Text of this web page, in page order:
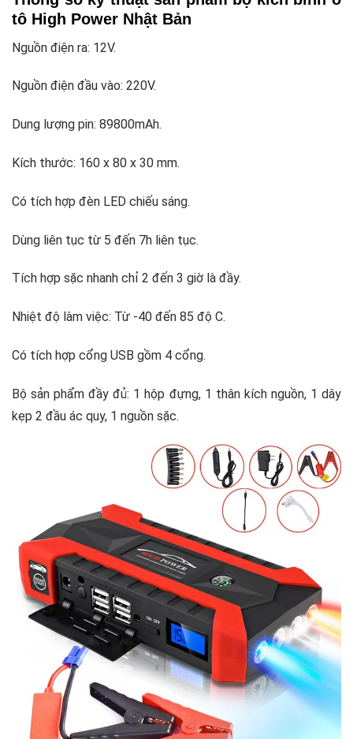
tô High Power Nhật Bản
Nguồn điện ra: 12V.
Nguồn điện đầu vào: 220V.
Dung lượng pin: 89800mAh.
Kích thước: 160 x 80 x 30 mm.
Có tích hợp đèn LED chiếu sáng.
Dùng liên tục từ 5 đến 7h liên tục.
Tích hợp sặc nhanh chỉ 2 đến 3 giờ là đầy.
Nhiệt độ làm việc: Từ -40 đến 85 độ C.
Có tích hợp cổng USB gồm 4 cổng.
Bộ sản phẩm đầy đủ: 1 hộp đựng, 1 thân kích nguồn, 1 dây
kẹp 2 đầu ác quy, 1 nguồn sặc.